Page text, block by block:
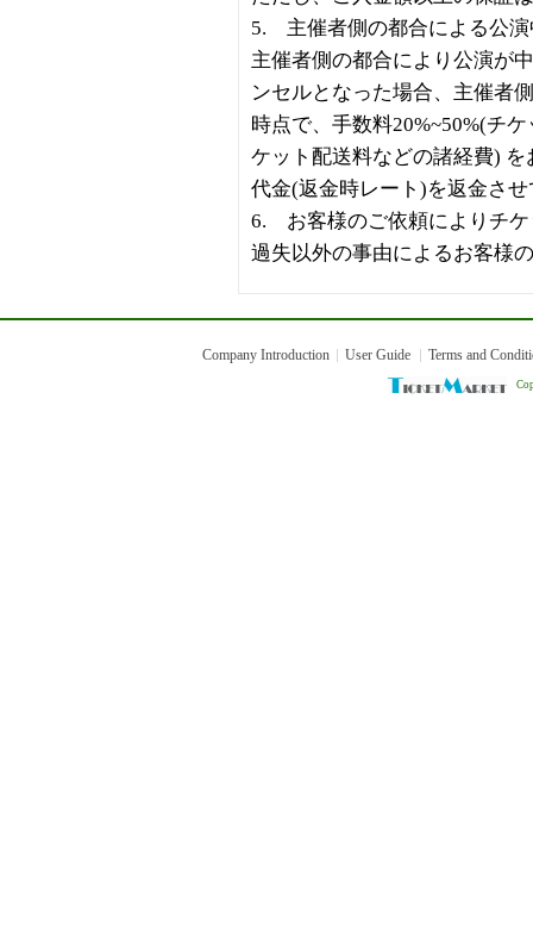
5. 主催者側の都合による公演
主催者側の都合により公演が
ンセルとなった場合、主催者
時点で、手数料20%~50%(チ
ケット配送料などの諸経費)
代金(返金時レート)を返金さ
6. お客様のご依頼によりチケ
過失以外の事由によるお客様
Company Introduction User Guide Terms and